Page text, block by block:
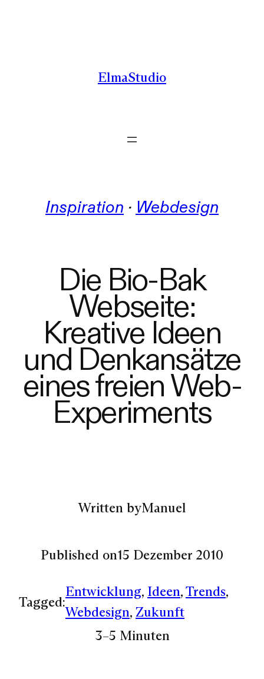
ElmaStudio
Inspiration · Webdesign
Die Bio-Bak
Webseite:
Kreative Ideen
und Denkansätze
eines freien Web-
Experiments
Written byManuel
Published on15 Dezember 2010
Tagged:
Entwicklung, Ideen, Trends
Webdesign, Zukunft
3–5 Minuten